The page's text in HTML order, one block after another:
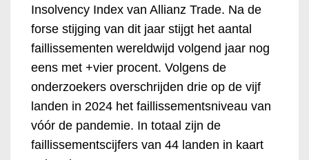
Insolvency Index van Allianz Trade. Na de
forse stijging van dit jaar stijgt het aantal
faillissementen wereldwijd volgend jaar nog
eens met +vier procent. Volgens de
onderzoekers overschrijden drie op de vijf
landen in 2024 het faillissementsniveau van
vóór de pandemie. In totaal zijn de
faillissementscijfers van 44 landen in kaart